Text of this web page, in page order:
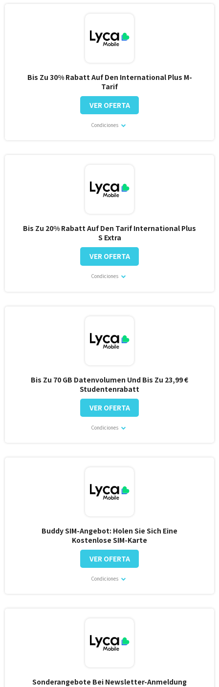
Bis Zu 30% Rabatt Auf Den International Plus M-
Tarif
Condiciones
VER OFERTA
Bis Zu 20% Rabatt Auf Den Tarif International Plus
S Extra
Condiciones
VER OFERTA
Bis Zu 70 GB Datenvolumen Und Bis Zu 23,99 €
Studentenrabatt
Condiciones
VER OFERTA
Buddy SIM-Angebot: Holen Sie Sich Eine
Kostenlose SIM-Karte
Condiciones
VER OFERTA
Sonderangebote Bei Newsletter-Anmeldung